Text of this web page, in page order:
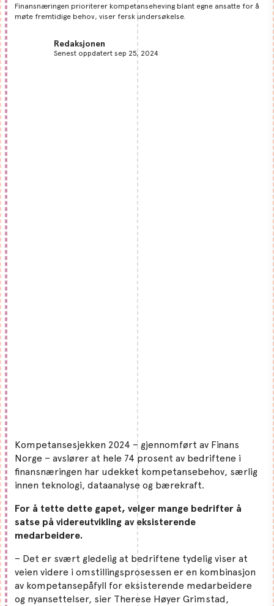
Finansnæringen prioriterer kompetanseheving blant egne ansatte for å
møte fremtidige behov, viser fersk undersøkelse.
Redaksjonen
Senest oppdatert sep 25, 2024
Kompetansesjekken 2024 – gjennomført av Finans
Norge – avslører at hele 74 prosent av bedriftene i
finansnæringen har udekket kompetansebehov, særlig
innen teknologi, dataanalyse og bærekraft.
For å tette dette gapet, velger mange bedrifter å
satse på videreutvikling av eksisterende
medarbeidere.
– Det er svært gledelig at bedriftene tydelig viser at
veien videre i omstillingsprosessen er en kombinasjon
av kompetansepåfyll for eksisterende medarbeidere
og nyansettelser, sier Therese Høyer Grimstad,